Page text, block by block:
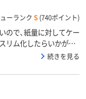
ーランク S (740ポイント)
ので、紙量に対してケー
リム化したらいかがか
続きを見る